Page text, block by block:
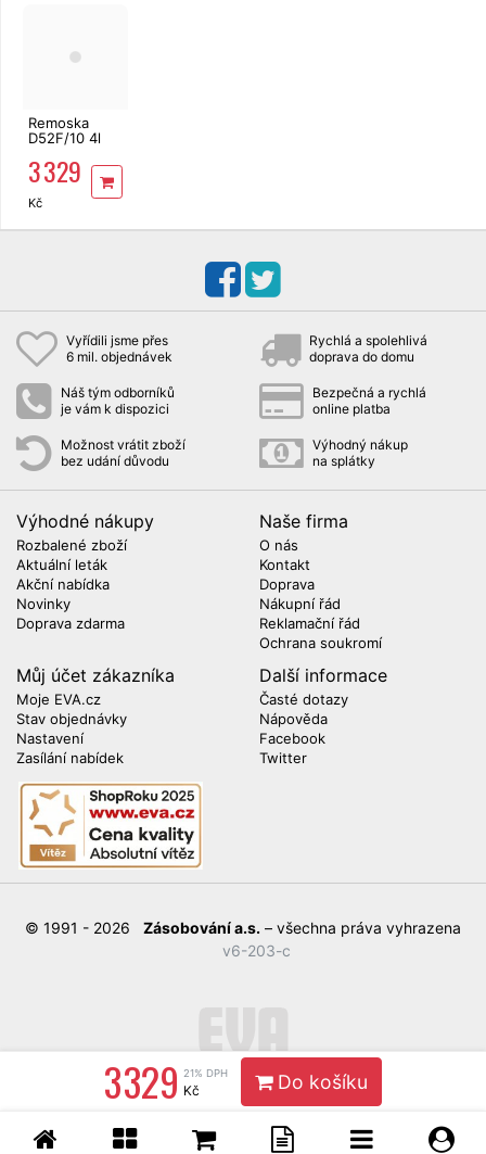
3 329 21% DPH
Kč Do košíku
Remoska
D52F/10 4l
3 329
Kč
Vyřídili jsme přes
6 mil. objednávek
Rychlá a spolehlivá
doprava do domu
Náš tým odborníků
je vám k dispozici
Bezpečná a rychlá
online platba
Možnost vrátit zboží
bez udání důvodu
Výhodný nákup
na splátky
Výhodné nákupy
Rozbalené zboží
Aktuální leták
Akční nabídka
Novinky
Doprava zdarma
Naše firma
O nás
Kontakt
Doprava
Nákupní řád
Reklamační řád
Ochrana soukromí
Můj účet zákazníka
Moje EVA.cz
Stav objednávky
Nastavení
Zasílání nabídek
Další informace
Časté dotazy
Nápověda
Facebook
Twitter
© 1991 - 2026 Zásobování a.s. – všechna práva vyhrazena
v6-203-c